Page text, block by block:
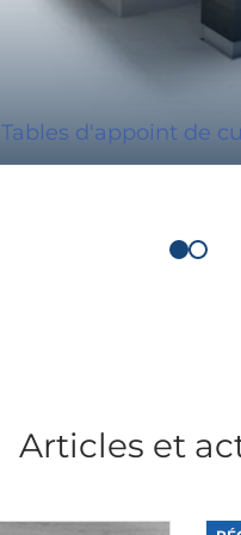
Tables d'appoint de
Articles et